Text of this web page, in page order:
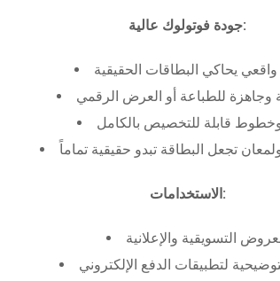
جودة فوتولوك عالية:
يحاكي البطاقات الحقيقية
وجاهزة للطباعة أو العرض الرقمي
وخطوط قابلة للتخصيص بالكامل
تجعل البطاقة تبدو حقيقية تماماً
الاستخدامات:
التسويقية والإعلانية
لتطبيقات الدفع الإلكتروني